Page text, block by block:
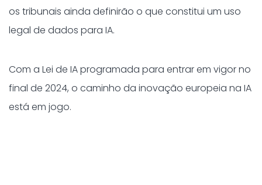
os tribunais ainda definirão o que constitui um uso
legal de dados para IA.
Com a Lei de IA programada para entrar em vigor no
final de 2024, o caminho da inovação europeia na IA
está em jogo.